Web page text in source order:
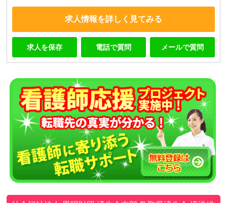
求人情報を詳しく見てみる
求人を保存 電話で質問 メールで質問